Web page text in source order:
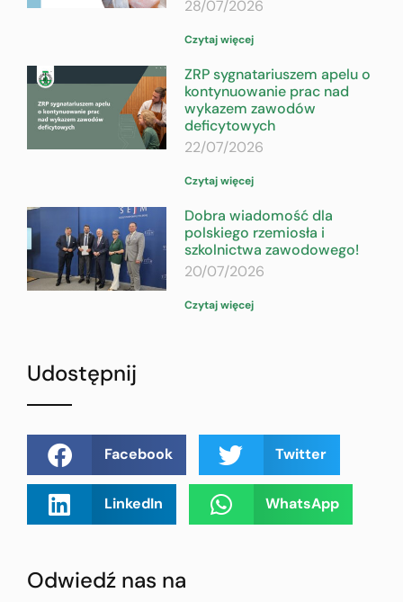
28/07/2026
Czytaj więcej
ZRP sygnatariuszem apelu o
kontynuowanie prac nad
wykazem zawodów
deficytowych
22/07/2026
Czytaj więcej
Dobra wiadomość dla
polskiego rzemiosła i
szkolnictwa zawodowego!
20/07/2026
Czytaj więcej
Udostępnij
Facebook Twitter
LinkedIn WhatsApp
Odwiedź nas na